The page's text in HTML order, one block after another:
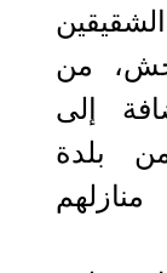
من
إلى
بلدة